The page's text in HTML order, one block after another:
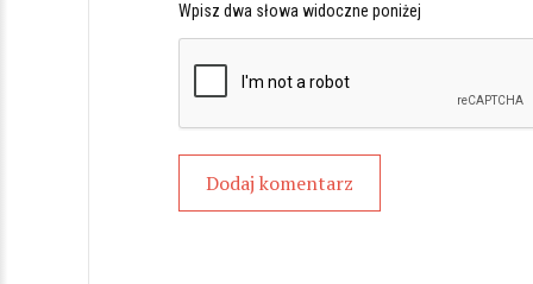
Wpisz dwa słowa widoczne poniżej